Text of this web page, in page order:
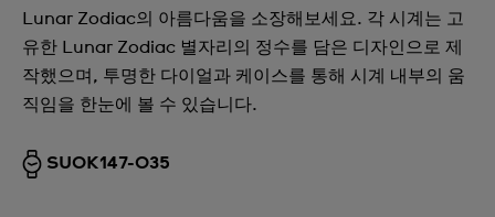
Lunar Zodiac의 아름다움을 소장해보세요. 각 시계는 고
유한 Lunar Zodiac 별자리의 정수를 담은 디자인으로 제
작했으며, 투명한 다이얼과 케이스를 통해 시계 내부의 움
직임을 한눈에 볼 수 있습니다.
SUOK147-035